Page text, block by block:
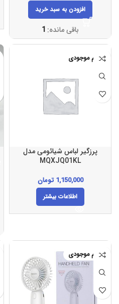
افزودن به سبد خرید
باقی مانده: 1
اتمام موجودی
پرزگیر لباس شیائومی مدل
MQXJQ01KL
1,150,000 تومان
اطلاعات بیشتر
اتمام موجودی